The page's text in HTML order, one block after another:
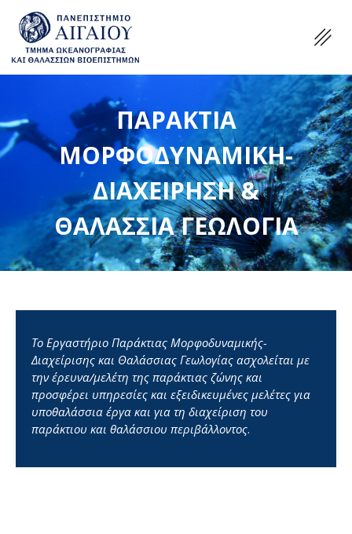
ΠΑΡΑΚΤΙΑ
ΜΟΡΦΟΔΥΝΑΜΙΚΗ-
ΔΙΑΧΕΙΡΗΣΗ &
ΘΑΛΑΣΣΙΑ ΓΕΩΛΟΓΙΑ
Το Εργαστήριο Παράκτιας Μορφοδυναμικής-
Διαχείρισης και Θαλάσσιας Γεωλογίας ασχολείται με
την έρευνα/μελέτη της παράκτιας ζώνης και
προσφέρει υπηρεσίες και εξειδικευμένες μελέτες για
υποθαλάσσια έργα και για τη διαχείριση του
παράκτιου και θαλάσσιου περιβάλλοντος.